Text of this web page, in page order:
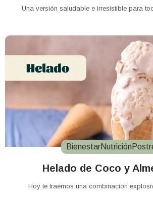
Una versión saludable e irresistible para
BienestarNutrición
Helado de Coco y
Hoy te traemos una combinación